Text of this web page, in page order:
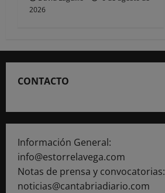
2026
CONTACTO
Información General:
info@estorrelavega.com
Notas de prensa y convocatorias:
noticias@cantabriadiario.com